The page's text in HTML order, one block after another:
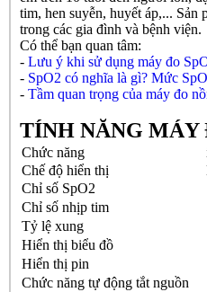
tim, hen suyễn, huyết áp,... Sản
trong các gia đình và bệnh viện.
Có thể bạn quan tâm:
- Lưu ý khi sử dụng máy đo
- SpO2 có nghĩa là gì? Mức
- Tầm quan trọng của máy đo
TÍNH NĂNG MÁY
Chức năng
Chế độ hiển thị
Chỉ số SpO2
Chỉ số nhịp tim
Tỷ lệ xung
Hiển thị biểu đồ
Hiển thị pin
Chức năng tự động tắt nguồn